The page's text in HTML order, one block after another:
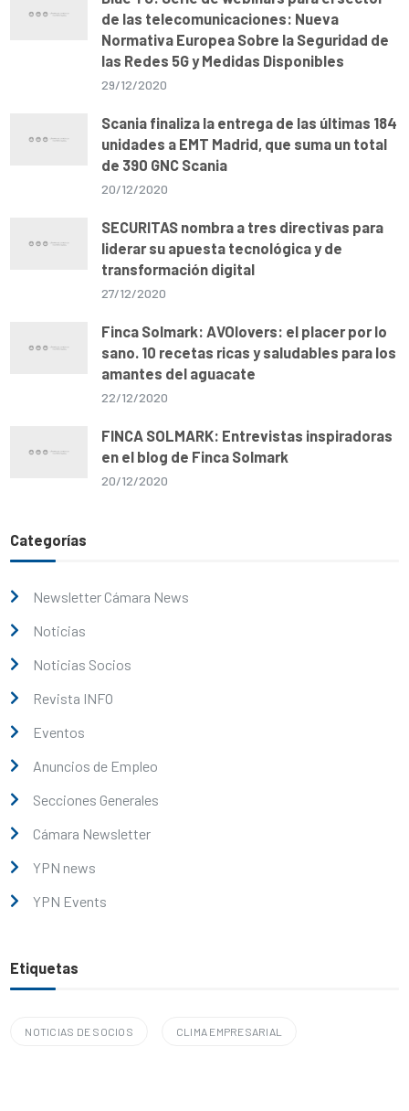
de las telecomunicaciones: Nueva
Normativa Europea Sobre la Seguridad de
las Redes 5G y Medidas Disponibles
29/12/2020
Scania finaliza la entrega de las últimas 184
unidades a EMT Madrid, que suma un total
de 390 GNC Scania
20/12/2020
SECURITAS nombra a tres directivas para
liderar su apuesta tecnológica y de
transformación digital
27/12/2020
Finca Solmark: AVOlovers: el placer por lo
sano. 10 recetas ricas y saludables para los
amantes del aguacate
22/12/2020
FINCA SOLMARK: Entrevistas inspiradoras
en el blog de Finca Solmark
20/12/2020
Categorías
Newsletter Cámara News
Noticias
Noticias Socios
Revista INFO
Eventos
Anuncios de Empleo
Secciones Generales
Cámara Newsletter
YPN news
YPN Events
Etiquetas
NOTICIAS DE SOCIOS CLIMA EMPRESARIAL